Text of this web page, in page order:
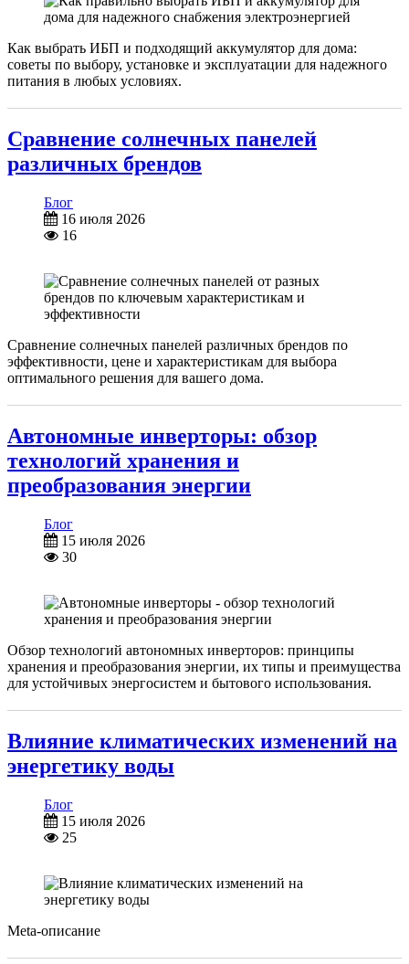
Как выбрать ИБП и подходящий аккумулятор для дома:
советы по выбору, установке и эксплуатации для надежного
питания в любых условиях.
Сравнение солнечных панелей
различных брендов
Блог
16 июля 2026
16
Сравнение солнечных панелей различных брендов по
эффективности, цене и характеристикам для выбора
оптимального решения для вашего дома.
Автономные инверторы: обзор
технологий хранения и
преобразования энергии
Блог
15 июля 2026
30
Обзор технологий автономных инверторов: принципы
хранения и преобразования энергии, их типы и преимущества
для устойчивых энергосистем и бытового использования.
Влияние климатических изменений на
энергетику воды
Блог
15 июля 2026
25
Meta-описание